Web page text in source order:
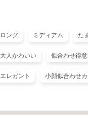
ロング ミディアム た
大人かわいい 似合わせ得意
エレガント 小顔似合わせカ